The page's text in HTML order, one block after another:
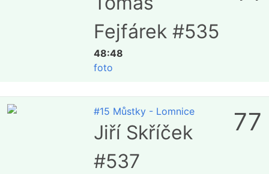
Fejfárek #535
48:48
foto
#15 Můstky - Lomnice
Jiří Skříček
#537
77